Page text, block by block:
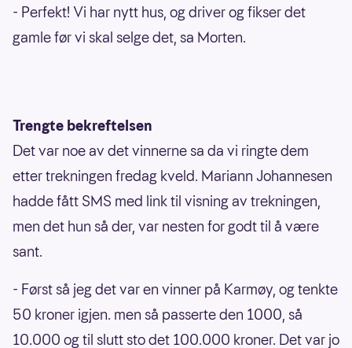
- Perfekt! Vi har nytt hus, og driver og fikser det
gamle før vi skal selge det, sa Morten.
Trengte bekreftelsen
Det var noe av det vinnerne sa da vi ringte dem
etter trekningen fredag kveld. Mariann Johannesen
hadde fått SMS med link til visning av trekningen,
men det hun så der, var nesten for godt til å være
sant.
- Først så jeg det var en vinner på Karmøy, og tenkte
50 kroner igjen. men så passerte den 1000, så
10.000 og til slutt sto det 100.000 kroner. Det var jo